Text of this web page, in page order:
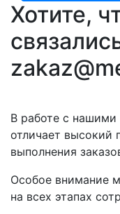
Хотите,
В работе с
отличает высокий
выполнения
Особое внимание
на всех этапах